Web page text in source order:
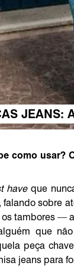
JEANS:
como usar?
haveque
falando sobre
tambores —
que
peça
jeans para